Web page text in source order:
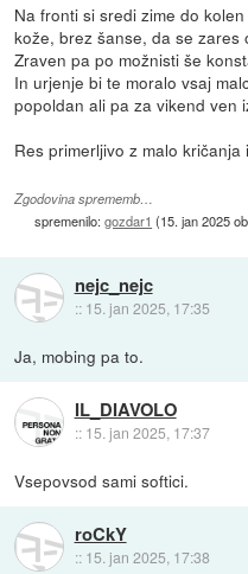
Na fronti si sredi zime do
kože, brez šanse, da se zares
Zraven pa po možnisti še
In urjenje bi te moralo vsaj
popoldan ali pa za vikend ven
Res primerljivo z malo
Zgodovina sprememb…
spremenilo:gozdar1 (15. jan 2025
nejc_nejc
:: 15. jan 2025, 17:35
Ja, mobing pa to.
IL_DIAVOLO
:: 15. jan 2025, 17:37
Vsepovsod sami softici.
roCkY
:: 15. jan 2025, 17:38